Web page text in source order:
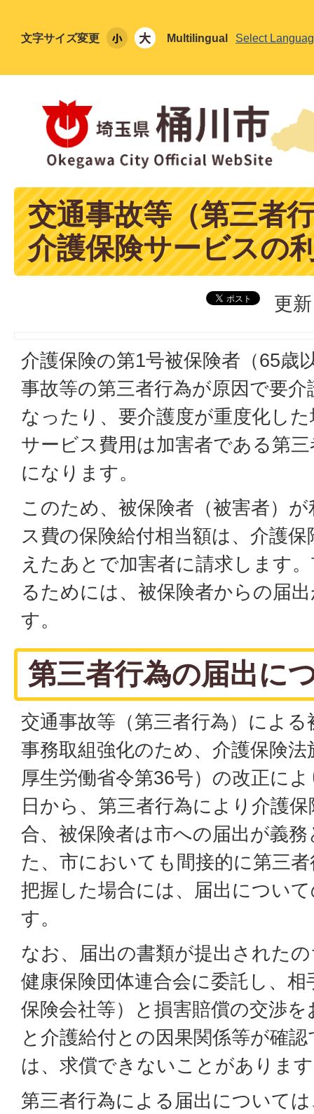
文字サイズ変更 Multilingual Select
交通事故等（第三者
介護保険サービスの
更
介護保険の第1号被保険者（65歳
事故等の第三者行為が原因で要
なったり、要介護度が重度化し
サービス費用は加害者である第
になります。
このため、被保険者（被害者）
ス費の保険給付相当額は、介護
えたあとで加害者に請求します
るためには、被保険者からの届
す。
第三者行為の届出に
交通事故等（第三者行為）によ
事務取組強化のため、介護保険
厚生労働省令第36号）の改正に
日から、第三者行為により介護
合、被保険者は市への届出が義
た、市においても間接的に第三
把握した場合には、届出につい
す。
なお、届出の書類が提出された
健康保険団体連合会に委託し、
保険会社等）と損害賠償の交渉
と介護給付との因果関係等が確
は、求償できないことがありま
第三者行為による届出について